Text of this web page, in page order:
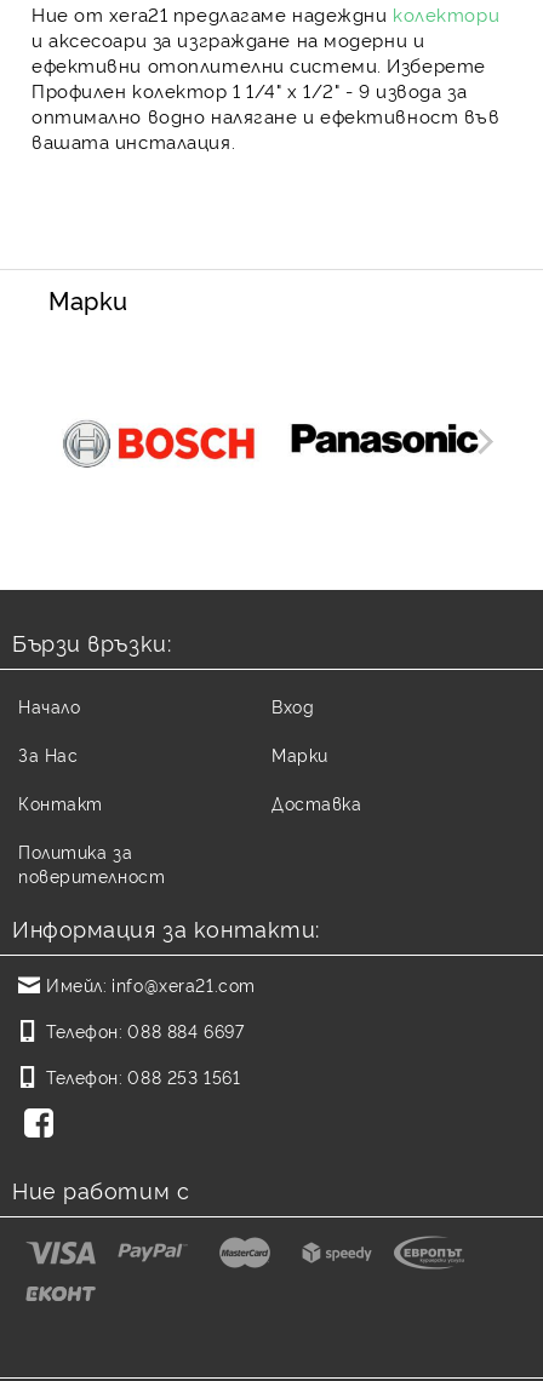
Ние от xera21 предлагаме надеждни колектори
и аксесоари за изграждане на модерни и
ефективни отоплителни системи . Изберете
Профилен колектор 1 1/4" х 1/2" - 9 извода за
оптимално водно налягане и ефективност във
вашата инсталация.
Марки
Бързи връзки:
Начало
За Нас
Контакт
Политика за
поверителност
Вход
Марки
Доставка
Информация за контакти:
Имейл: info@xera21.com
Телефон: 088 884 6697
Телефон: 088 253 1561
Ние работим с